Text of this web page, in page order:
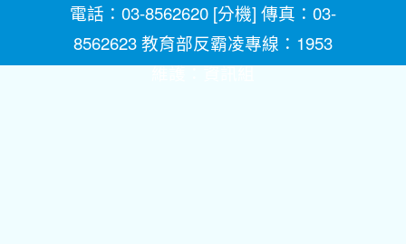
電話：03-8562620 [分機] 傳真：03-
8562623 教育部反霸凌專線：1953
維護：資訊組